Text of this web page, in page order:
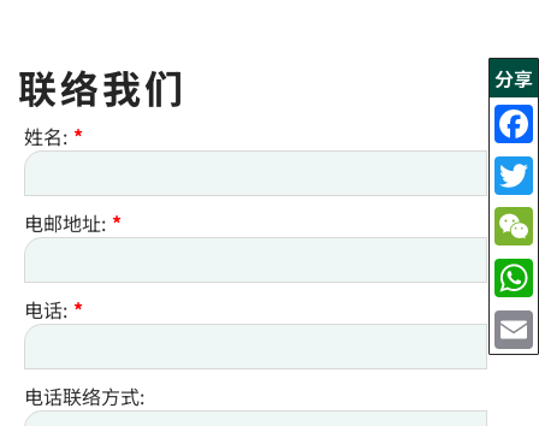
分享
联络我们
姓名: *
电邮地址: *
电话: *
电话联络方式: